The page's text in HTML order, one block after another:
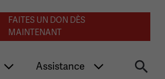
Navigation
FAITES UN DON DÈS
MAINTENANT
Assistance